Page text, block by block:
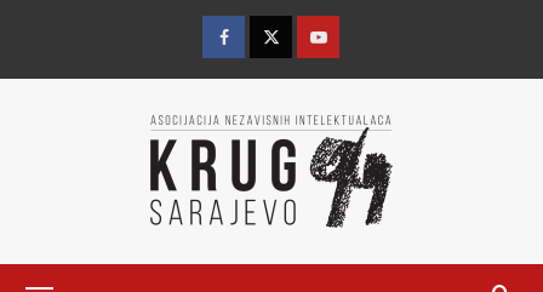
content
FacebookTwitterYouTube